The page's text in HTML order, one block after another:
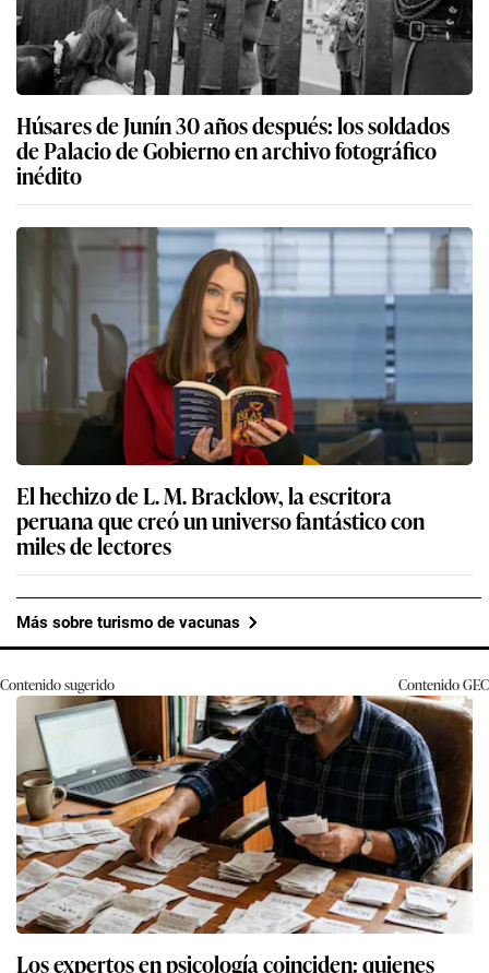
Húsares de Junín 30 años después: los soldados
de Palacio de Gobierno en archivo fotográfico
inédito
El hechizo de L. M. Bracklow, la escritora
peruana que creó un universo fantástico con
miles de lectores
Más sobre turismo de vacunas
Contenido sugerido ContenidoGEC
Los expertos en psicología coinciden: quienes